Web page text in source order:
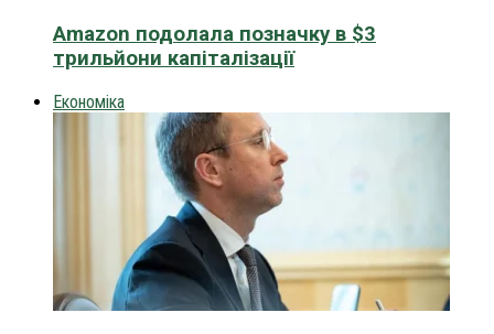
Amazon подолала позначку в $3
трильйони капіталізації
Економіка